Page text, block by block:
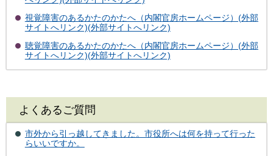
視覚障害のあるかたのかたへ（内閣官房ホームページ）(外部
サイトへリンク)(外部サイトへリンク)
聴覚障害のあるかたのかたへ（内閣官房ホームページ）(外部
サイトへリンク)(外部サイトへリンク)
よくあるご質問
市外から引っ越してきました。市役所へは何を持って行った
らいいですか。